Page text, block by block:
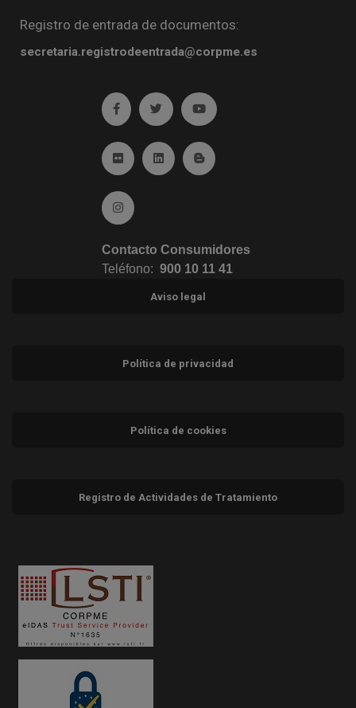
Registro de entrada de documentos:
secretaria.registrodeentrada@corpme.es
Ir a facebook (abre en ventana nueva)
Ir a twitter (abre en ventana nueva)
Ir a YouTube (abre en
Ir a Flickr (abre en ventana nueva)
Ir a Linkedin (abre en ventana nueva)
Ir al Blog (abre en ventana
Ir a Instagram (abre en ventana nueva)
Contacto Consumidores
Teléfono: 900 10 11 41
Aviso legal
Política de privacidad
Política de cookies
Registro de Actividades de Tratamiento